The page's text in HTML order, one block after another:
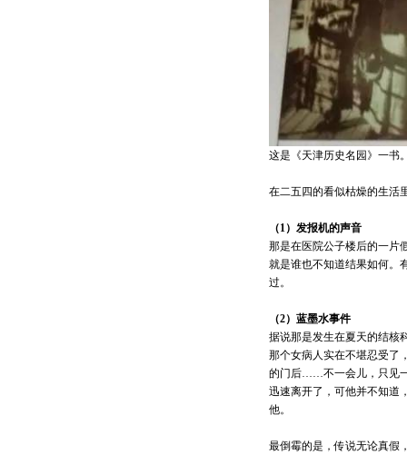
这是《天津历史名园》一书
在二五四的看似枯燥的生活
（1）发报机的声音
那是在医院公子楼后的一片
就是谁也不知道结果如何。
过。
（2）蓝墨水事件
据说那是发生在夏天的结核
那个女病人实在不堪忍受了
的门后……不一会儿，只见
迅速离开了，可他并不知道
他。
最倒霉的是，传说无论真假